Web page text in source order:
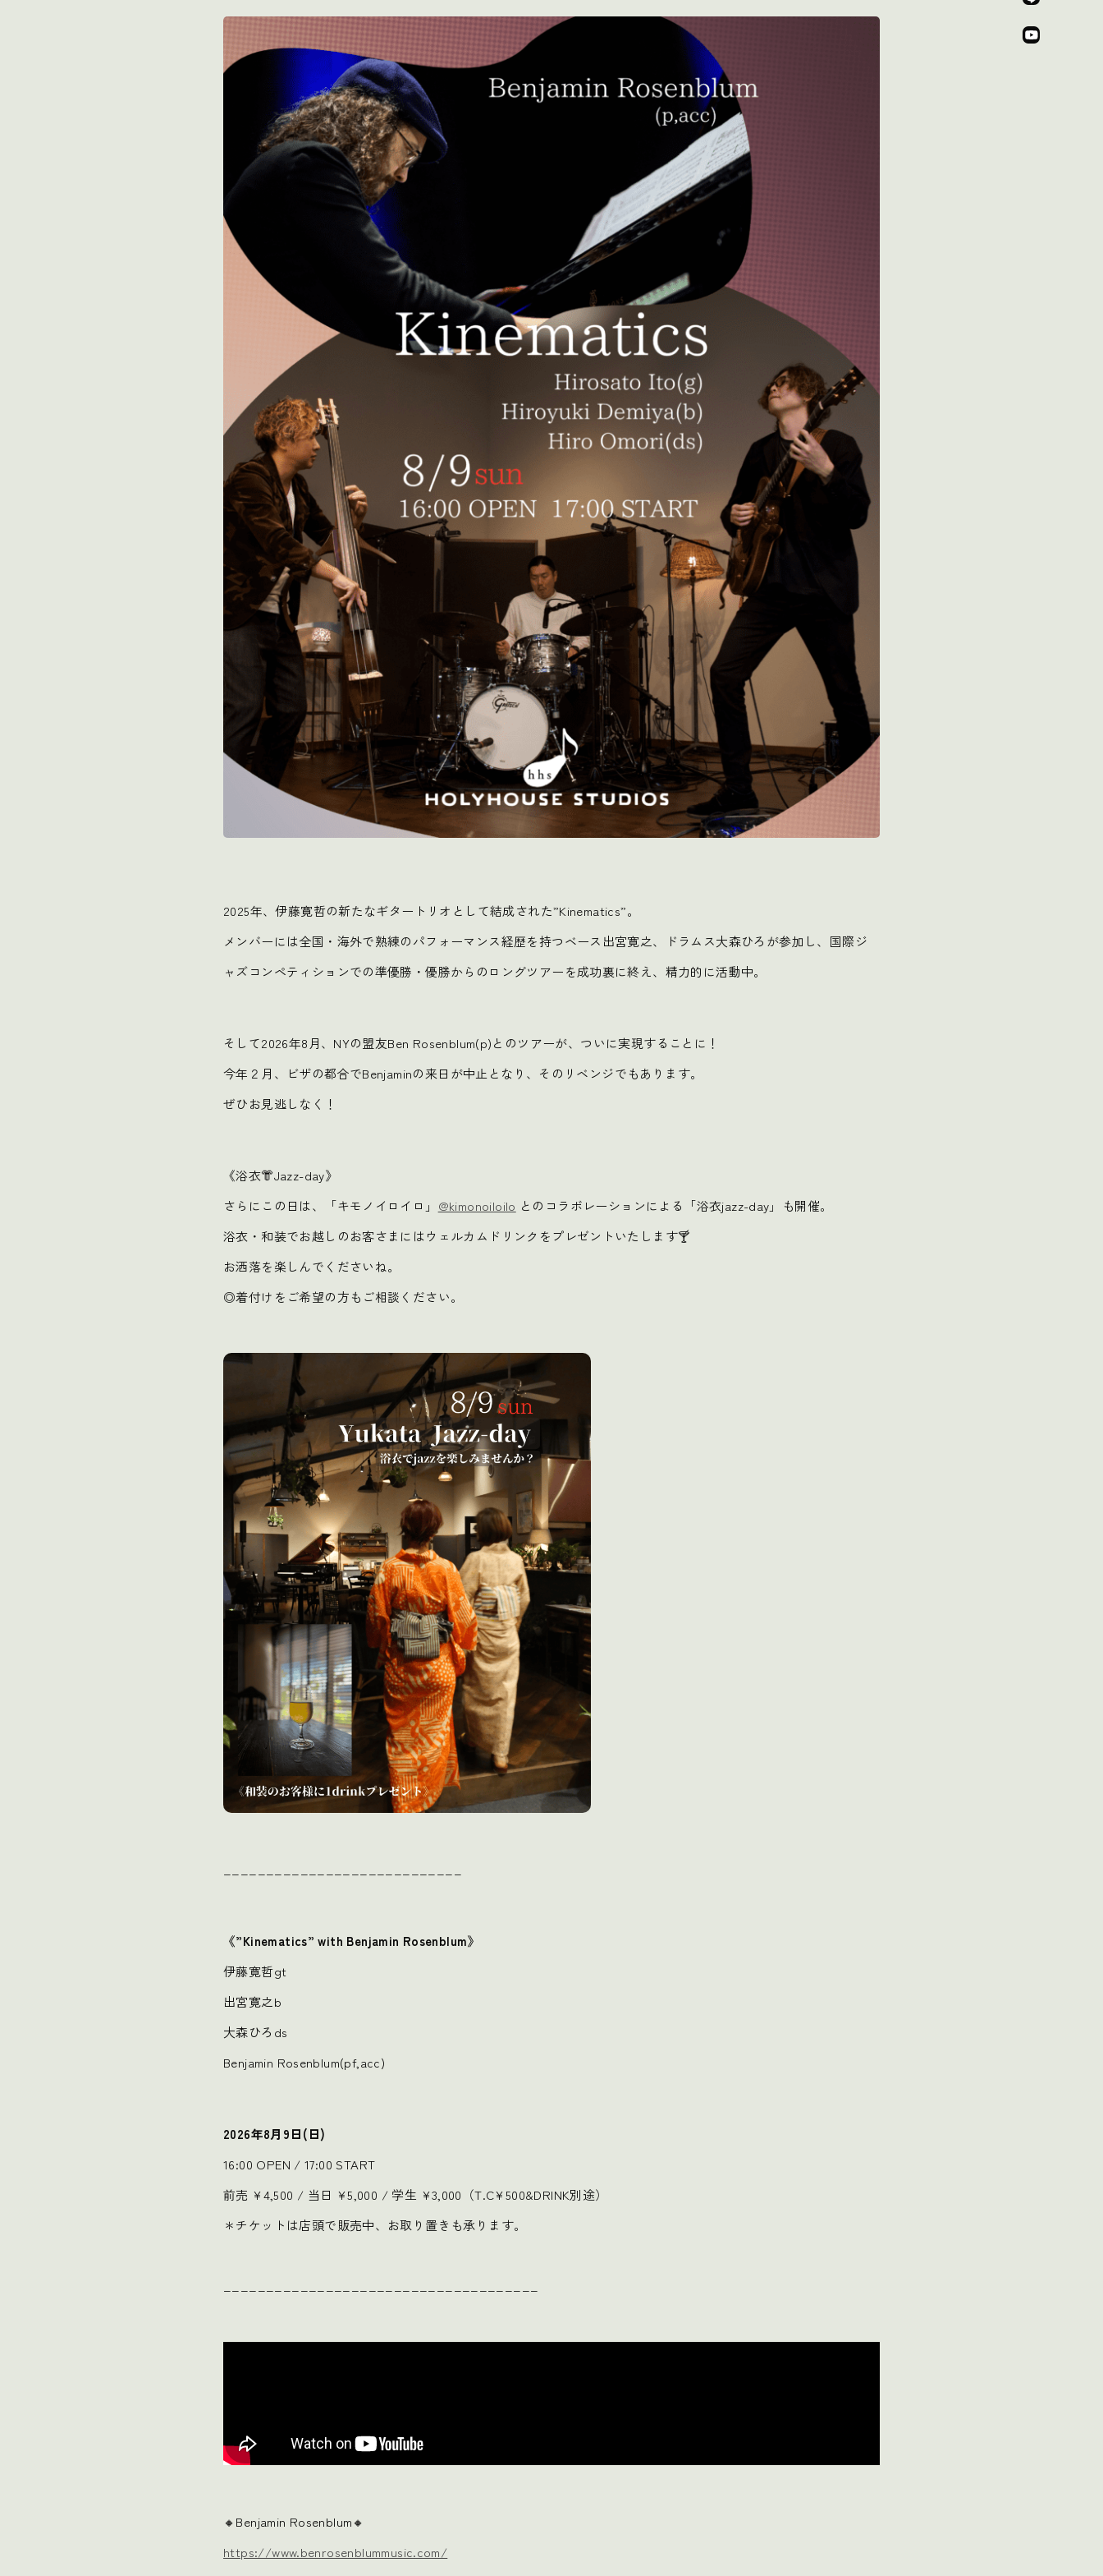
2025年、伊藤寛哲の新たなギタートリオとして結成された”Kinematics”。
メンバーには全国・海外で熟練のパフォーマンス経歴を持つベース出宮寛之、ドラムス大森ひろが参加し、国際ジ
ャズコンペティションでの準優勝・優勝からのロングツアーを成功裏に終え、精力的に活動中。
そして2026年8月、NYの盟友Ben Rosenblum(p)とのツアーが、ついに実現することに！
今年２月、ビザの都合でBenjaminの来日が中止となり、そのリベンジでもあります。
ぜひお見逃しなく！
《浴衣👘Jazz-day》
さらにこの日は、「キモノイロイロ」 @kimonoiloilo とのコラボレーションによる「浴衣jazz-day」も開催。
浴衣・和装でお越しのお客さまにはウェルカムドリンクをプレゼントいたします🍸
お洒落を楽しんでくださいね。
◎着付けをご希望の方もご相談ください。
《”Kinematics” with Benjamin Rosenblum》
伊藤寛哲gt
出宮寛之b
大森ひろds
Benjamin Rosenblum(pf,acc)
2026年8月9日(日)
16:00 OPEN / 17:00 START
前売 ¥4,500 / 当日 ¥5,000 / 学生 ¥3,000（T.C¥500&DRINK別途）
＊チケットは店頭で販売中、お取り置きも承ります。
🔸Benjamin Rosenblum🔸
https://www.benrosenblummusic.com/